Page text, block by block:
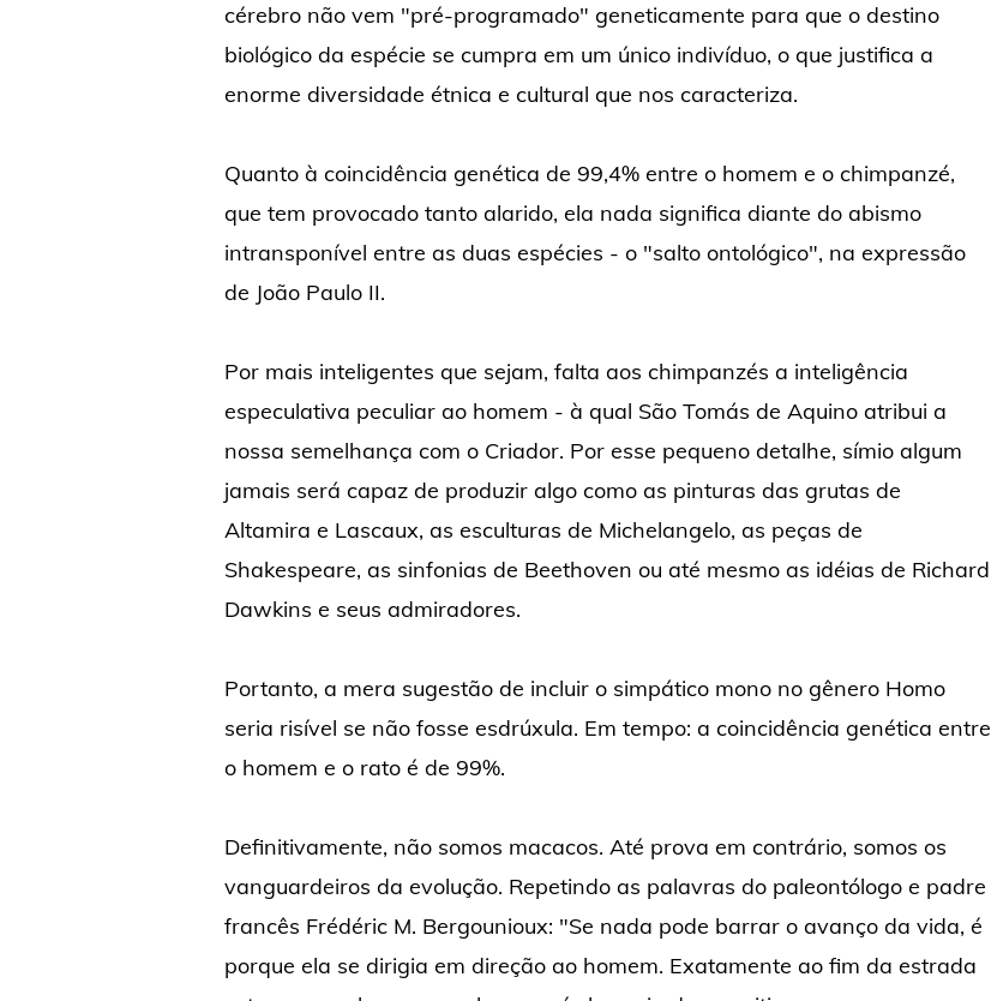
cérebro não vem "pré-programado" geneticamente para que o destino
biológico da espécie se cumpra em um único indivíduo, o que justifica a
enorme diversidade étnica e cultural que nos caracteriza.
Quanto à coincidência genética de 99,4% entre o homem e o chimpanzé,
que tem provocado tanto alarido, ela nada significa diante do abismo
intransponível entre as duas espécies - o "salto ontológico", na expressão
de João Paulo II.
Por mais inteligentes que sejam, falta aos chimpanzés a inteligência
especulativa peculiar ao homem - à qual São Tomás de Aquino atribui a
nossa semelhança com o Criador. Por esse pequeno detalhe, símio algum
jamais será capaz de produzir algo como as pinturas das grutas de
Altamira e Lascaux, as esculturas de Michelangelo, as peças de
Shakespeare, as sinfonias de Beethoven ou até mesmo as idéias de Richard
Dawkins e seus admiradores.
Portanto, a mera sugestão de incluir o simpático mono no gênero Homo
seria risível se não fosse esdrúxula. Em tempo: a coincidência genética entre
o homem e o rato é de 99%.
Definitivamente, não somos macacos. Até prova em contrário, somos os
vanguardeiros da evolução. Repetindo as palavras do paleontólogo e padre
francês Frédéric M. Bergounioux: "Se nada pode barrar o avanço da vida, é
porque ela se dirigia em direção ao homem. Exatamente ao fim da estrada